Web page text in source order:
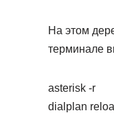
На этом
терминале
asterisk -r
dialplan